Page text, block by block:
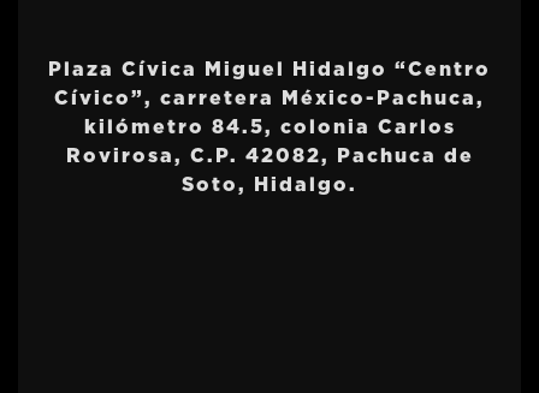
Plaza Cívica Miguel Hidalgo “Centro
Cívico”, carretera México-Pachuca,
kilómetro 84.5, colonia Carlos
Rovirosa, C.P. 42082, Pachuca de
Soto, Hidalgo.